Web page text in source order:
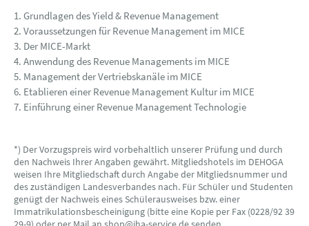
1. Grundlagen des Yield & Revenue Management
2. Voraussetzungen für Revenue Management im MICE
3. Der MICE-Markt
4. Anwendung des Revenue Managements im MICE
5. Management der Vertriebskanäle im MICE
6. Etablieren einer Revenue Management Kultur im MICE
7. Einführung einer Revenue Management Technologie
*) Der Vorzugspreis wird vorbehaltlich unserer Prüfung und durch
den Nachweis Ihrer Angaben gewährt. Mitgliedshotels im DEHOGA
weisen Ihre Mitgliedschaft durch Angabe der Mitgliedsnummer und
des zuständigen Landesverbandes nach. Für Schüler und Studenten
genügt der Nachweis eines Schülerausweises bzw. einer
Immatrikulationsbescheinigung (bitte eine Kopie per Fax (0228/92 39